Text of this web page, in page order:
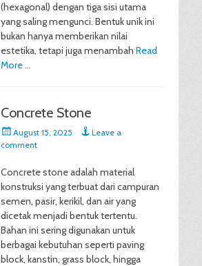
(hexagonal) dengan tiga sisi utama
yang saling mengunci. Bentuk unik ini
bukan hanya memberikan nilai
estetika, tetapi juga menambah Read
More …
Concrete Stone
Posted
on
August 15, 2025
Leave a
comment
Concrete stone adalah material
konstruksi yang terbuat dari campuran
semen, pasir, kerikil, dan air yang
dicetak menjadi bentuk tertentu.
Bahan ini sering digunakan untuk
berbagai kebutuhan seperti paving
block, kanstin, grass block, hingga